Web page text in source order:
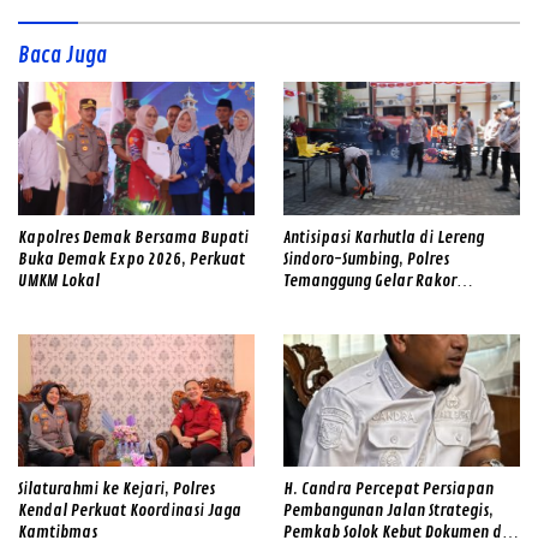
Baca Juga
Kapolres Demak Bersama Bupati
Buka Demak Expo 2026, Perkuat
UMKM Lokal
Antisipasi Karhutla di Lereng
Sindoro-Sumbing, Polres
Temanggung Gelar Rakor
Silaturahmi ke Kejari, Polres
Kendal Perkuat Koordinasi Jaga
Kamtibmas
H. Candra Percepat Persiapan
Pembangunan Jalan Strategis,
Pemkab Solok Kebut Dokumen dan